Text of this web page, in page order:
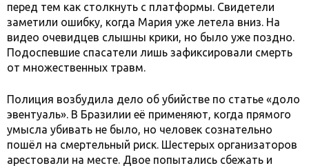
перед тем как столкнуть с платформы. Свидетели
заметили ошибку, когда Мария уже летела вниз. На
видео очевидцев слышны крики, но было уже поздно.
Подоспевшие спасатели лишь зафиксировали смерть
от множественных травм.
Полиция возбудила дело об убийстве по статье «доло
эвентуаль». В Бразилии её применяют, когда прямого
умысла убивать не было, но человек сознательно
пошёл на смертельный риск. Шестерых организаторов
арестовали на месте. Двое попытались сбежать и